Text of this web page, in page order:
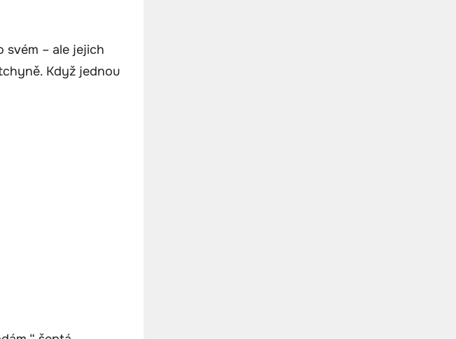
svém – ale jejich
Když jednou